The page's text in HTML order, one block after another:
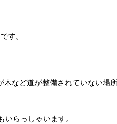
す。
など道が整備されていない場
らっしゃいます。